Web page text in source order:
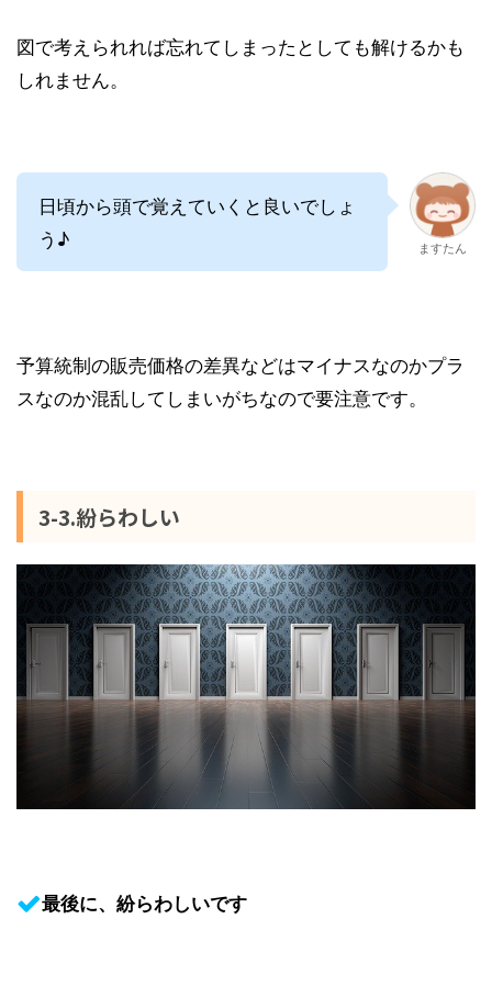
図で考えられれば忘れてしまったとしても解けるかも
しれません。
日頃から頭で覚えていくと良いでしょ
う♪
ますたん
予算統制の販売価格の差異などはマイナスなのかプラ
スなのか混乱してしまいがちなので要注意です。
3-3.紛らわしい
最後に、紛らわしいです